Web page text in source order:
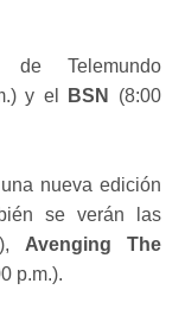
Telemundo
y el BSN
(8:00
nueva edición
se verán las
Avenging The
p.m.).